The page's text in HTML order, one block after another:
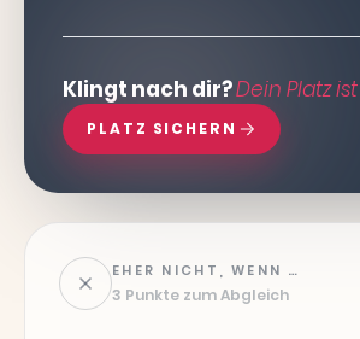
Klingt nach dir?Dein Platz
PLATZ SICHERN
EHER NICHT, WENN …
3 Punkte zum Abgleich